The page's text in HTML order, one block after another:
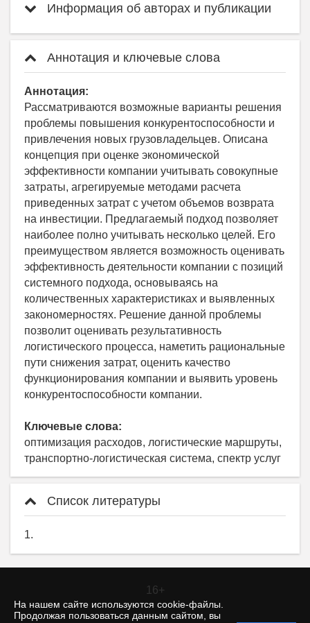
На нашем сайте используются cookie-файлы.
Продолжая пользоваться данным сайтом, вы
Информация об авторах и публикации
Аннотация и ключевые слова
Аннотация:
Рассматриваются возможные варианты решения
проблемы повышения конкурентоспособности и
привлечения новых грузовладельцев. Описана
концепция при оценке экономической
эффективности компании учитывать совокупные
затраты, агрегируемые методами расчета
приведенных затрат с учетом объемов возврата
на инвестиции. Предлагаемый подход позволяет
наиболее полно учитывать несколько целей. Его
преимуществом является возможность оценивать
эффективность деятельности компании с позиций
системного подхода, основываясь на
количественных характеристиках и выявленных
закономерностях. Решение данной проблемы
позволит оценивать результативность
логистического процесса, наметить рациональные
пути снижения затрат, оценить качество
функционирования компании и выявить уровень
конкурентоспособности компании.
Ключевые слова:
оптимизация расходов, логистические маршруты,
транспортно-логистическая система, спектр услуг
Список литературы
1.
16+